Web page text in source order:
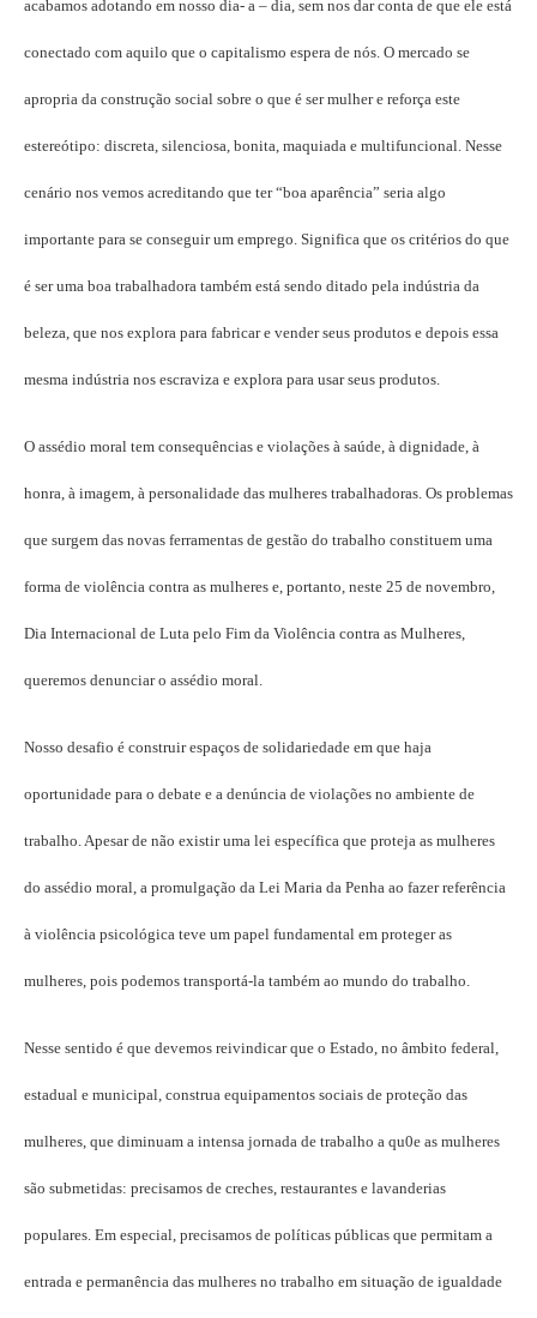
acabamos adotando em nosso dia- a – dia, sem nos dar conta de que ele está
conectado com aquilo que o capitalismo espera de nós. O mercado se
apropria da construção social sobre o que é ser mulher e reforça este
estereótipo: discreta, silenciosa, bonita, maquiada e multifuncional. Nesse
cenário nos vemos acreditando que ter “boa aparência” seria algo
importante para se conseguir um emprego. Significa que os critérios do que
é ser uma boa trabalhadora também está sendo ditado pela indústria da
beleza, que nos explora para fabricar e vender seus produtos e depois essa
mesma indústria nos escraviza e explora para usar seus produtos.
O assédio moral tem consequências e violações à saúde, à dignidade, à
honra, à imagem, à personalidade das mulheres trabalhadoras. Os problemas
que surgem das novas ferramentas de gestão do trabalho constituem uma
forma de violência contra as mulheres e, portanto, neste 25 de novembro,
Dia Internacional de Luta pelo Fim da Violência contra as Mulheres,
queremos denunciar o assédio moral.
Nosso desafio é construir espaços de solidariedade em que haja
oportunidade para o debate e a denúncia de violações no ambiente de
trabalho. Apesar de não existir uma lei específica que proteja as mulheres
do assédio moral, a promulgação da Lei Maria da Penha ao fazer referência
à violência psicológica teve um papel fundamental em proteger as
mulheres, pois podemos transportá-la também ao mundo do trabalho.
Nesse sentido é que devemos reivindicar que o Estado, no âmbito federal,
estadual e municipal, construa equipamentos sociais de proteção das
mulheres, que diminuam a intensa jornada de trabalho a qu0e as mulheres
são submetidas: precisamos de creches, restaurantes e lavanderias
populares. Em especial, precisamos de políticas públicas que permitam a
entrada e permanência das mulheres no trabalho em situação de igualdade